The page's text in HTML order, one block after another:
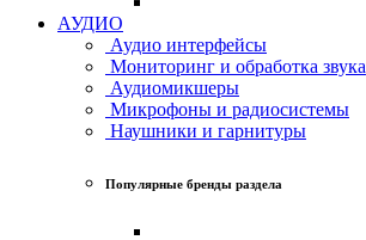
АУДИО
Аудио интерфейсы
Мониторинг и обработка звука
Аудиомикшеры
Микрофоны и радиосистемы
Наушники и гарнитуры
Популярные бренды раздела